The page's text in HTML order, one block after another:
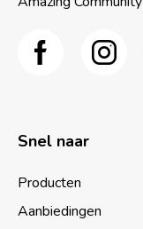
Snel naar
Producten
Aanbiedingen